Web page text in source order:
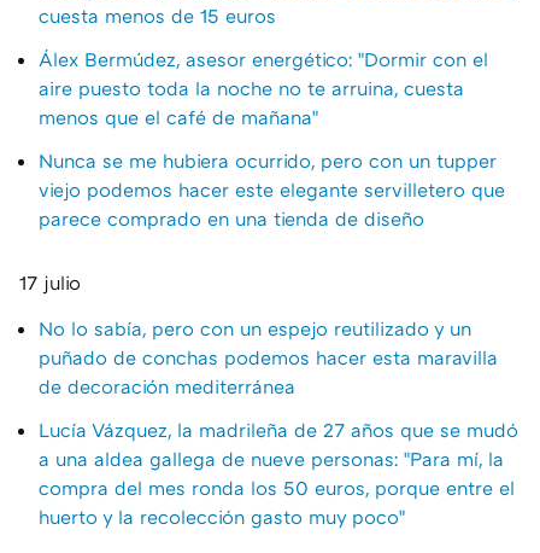
cuesta menos de 15 euros
Álex Bermúdez, asesor energético: "Dormir con el
aire puesto toda la noche no te arruina, cuesta
menos que el café de mañana"
Nunca se me hubiera ocurrido, pero con un tupper
viejo podemos hacer este elegante servilletero que
parece comprado en una tienda de diseño
17 julio
No lo sabía, pero con un espejo reutilizado y un
puñado de conchas podemos hacer esta maravilla
de decoración mediterránea
Lucía Vázquez, la madrileña de 27 años que se mudó
a una aldea gallega de nueve personas: "Para mí, la
compra del mes ronda los 50 euros, porque entre el
huerto y la recolección gasto muy poco"